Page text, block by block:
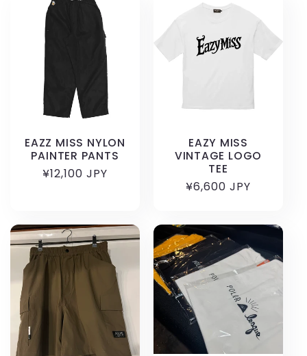
EAZZ MISS NYLON
PAINTER PANTS
通
格
¥12,100 JPY
EAZY MISS
VINTAGE LOGO
TEE
通
格
¥6,600 JPY